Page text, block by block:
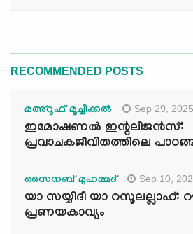
RECOMMENDED POSTS
മഅ്റൂഫ് മൂച്ചിക്കല്‍ Sep 29, 2025
ഇമോഷണൽ ഇന്റലിജൻസ്:
പ്രവാചകജീവിതത്തിലെ
സൈനബ് മുഹമ്മദ് Sep 10,
യാ സയ്യിദീ യാ റസൂലല്ലാഹ്:
പ്രണയകാവ്യം